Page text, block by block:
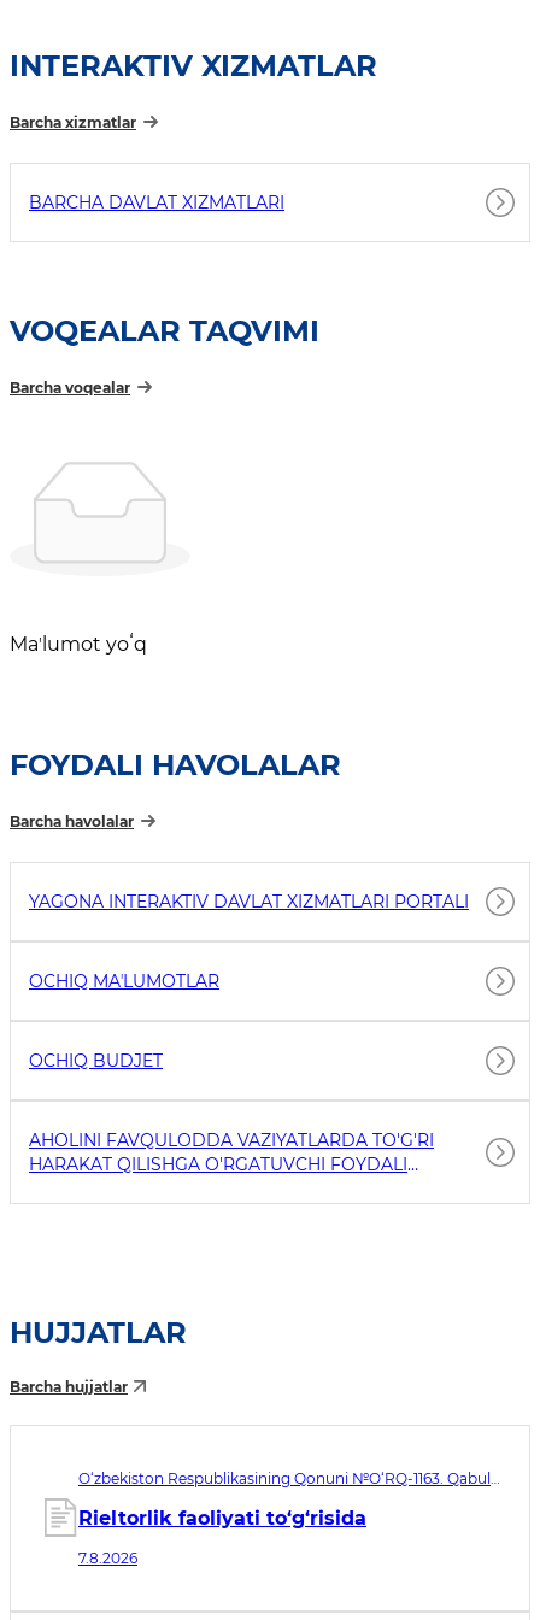
INTERAKTIV XIZMATLAR
Barcha xizmatlar
BARCHA DAVLAT XIZMATLARI
VOQEALAR TAQVIMI
Barcha voqealar
Maʼlumot yoʻq
FOYDALI HAVOLALAR
Barcha havolalar
YAGONA INTERAKTIV DAVLAT XIZMATLARI PORTALI
OCHIQ MAʼLUMOTLAR
OCHIQ BUDJET
AHOLINI FAVQULODDA VAZIYATLARDA TO'G'RI
HARAKAT QILISHGA O'RGATUVCHI FOYDALI
HUJJATLAR
Barcha hujjatlar
O‘zbekiston Respublikasining Qonuni №O‘RQ-1163. Qabul
Rieltorlik faoliyati to‘g‘risida
7.8.2026